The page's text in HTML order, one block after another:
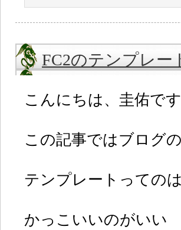
FC2のテンプレー
こんにちは、圭佑です
この記事ではブログ
テンプレートっての
かっこいいのがいい